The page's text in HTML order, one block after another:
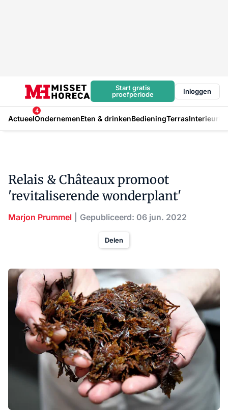
Start gratis
proefperiode
Inloggen
Actueel
4
OndernemenEten & drinkenBedieningTerrasInterieur
Relais & Châteaux promoot
'revitaliserende wonderplant'
Marjon Prummel Gepubliceerd: 06 jun. 2022
Delen